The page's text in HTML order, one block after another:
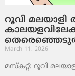
റൂവി മലയാളി
March 11, 2026
മസ്കറ്റ്: റൂവി